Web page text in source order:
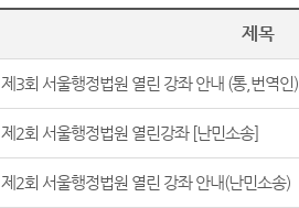
제목
제3회 서울행정법원 열린 강좌 안내 (통,번역인)
제2회 서울행정법원 열린강좌 [난민소송]
제2회 서울행정법원 열린 강좌 안내(난민소송)